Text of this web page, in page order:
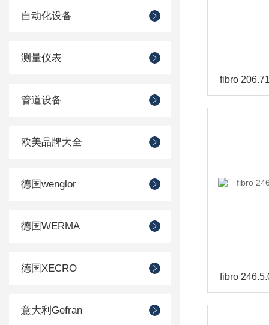
自动化设备
测量仪表
管道设备
欧美品牌大全
德国wenglor
德国WERMA
德国XECRO
意大利Gefran